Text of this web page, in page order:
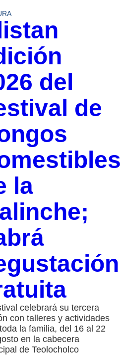
del
de
la
celebrará su tercera
con talleres y actividades
la familia, del 16 al 22
en la cabecera
de Teolocholco